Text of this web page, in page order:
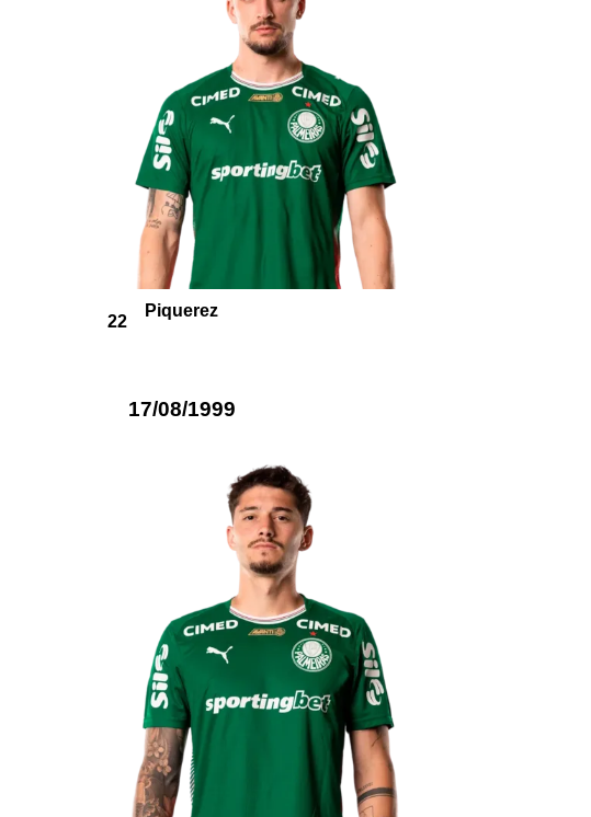
22
Piquerez
17/08/1999